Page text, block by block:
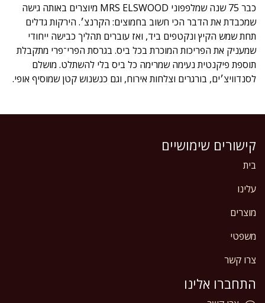
כבר 75 שנה שמלפפוני MRS ELSWOOD מיוצרים באותה גישה
שמכבדת את הדבר הכי חשוב בחמוצים: הקרנצ׳. הירקות גדלים
תחת שמש הקיץ ונקטפים ביד, ואז עוברים תהליך כבישה ייחודי
שמעניק את הפריכות המוכרת בכל ביס. בגרסת הפרי־פרי מתקבלת
תוספת פיקנטית נעימה שמרימה כל ביס בלי להשתלט. מושלם
לסנדוויצ׳ים, בורגרים וצלחות אירוח, וגם כנשנוש קטן שמוסיף אופי.
קישורים שימושיים
בית
עלינו
מוצרים
משפטי
צרו קשר
התחברו אלינו